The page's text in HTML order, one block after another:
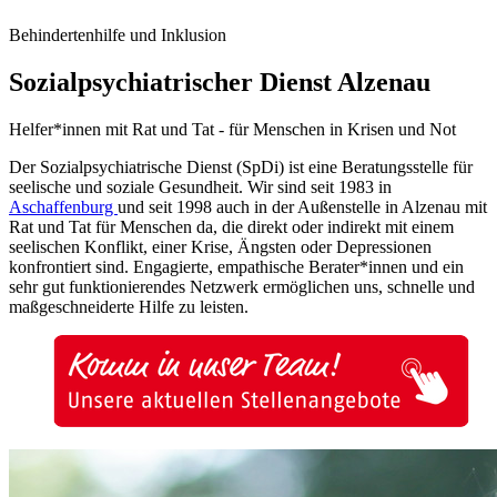
Behindertenhilfe und Inklusion
Sozialpsychiatrischer Dienst Alzenau
Helfer*innen mit Rat und Tat - für Menschen in Krisen und Not
Der Sozialpsychiatrische Dienst (SpDi) ist eine Beratungsstelle für
seelische und soziale Gesundheit. Wir sind seit 1983 in
Aschaffenburg und seit 1998 auch in der Außenstelle in Alzenau mit
Rat und Tat für Menschen da, die direkt oder indirekt mit einem
seelischen Konflikt, einer Krise, Ängsten oder Depressionen
konfrontiert sind. Engagierte, empathische Berater*innen und ein
sehr gut funktionierendes Netzwerk ermöglichen uns, schnelle und
maßgeschneiderte Hilfe zu leisten.